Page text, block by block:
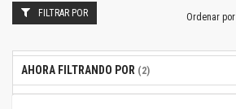
Ordenar por
FILTRAR POR
AHORA FILTRANDO POR